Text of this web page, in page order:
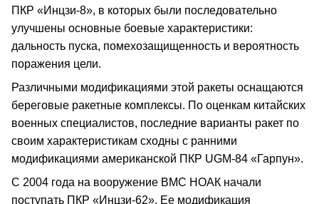
ПКР «Инцзи-8», в которых были последовательно
улучшены основные боевые характеристики:
дальность пуска, помехозащищенность и вероятность
поражения цели.
Различными модификациями этой ракеты оснащаются
береговые ракетные комплексы. По оценкам китайских
военных специалистов, последние варианты ракет по
своим характеристикам сходны с ранними
модификациями американской ПКР UGM-84 «Гарпун».
С 2004 года на вооружение ВМС НОАК начали
поступать ПКР «Инцзи-62». Ее модификация